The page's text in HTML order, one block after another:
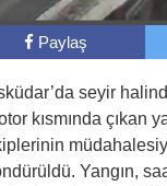
Paylaş
seyir
kısmında çıkan
Yangın,